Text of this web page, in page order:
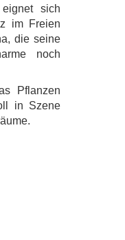
sich
im Freien
die seine
noch
Pflanzen
in Szene